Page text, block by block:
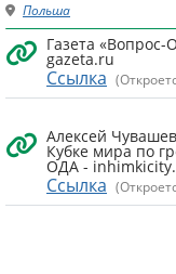
Польша
Газета «Вопрос-
gazeta.ru
Ссылка
Алексей
Кубке мира по
ОДА -
Ссылка